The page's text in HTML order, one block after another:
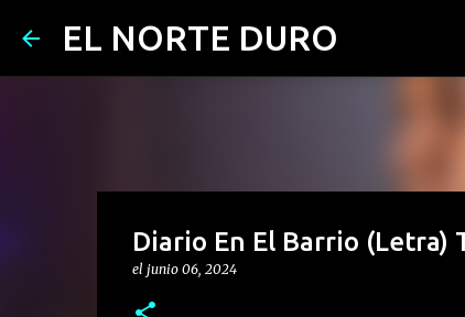
EL NORTE DURO
Diario En El Barrio (Letra)
el junio 06, 2024